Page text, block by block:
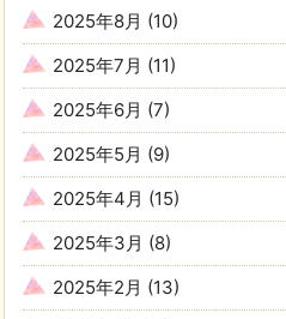
2025年8月 (10)
2025年7月 (11)
2025年6月 (7)
2025年5月 (9)
2025年4月 (15)
2025年3月 (8)
2025年2月 (13)